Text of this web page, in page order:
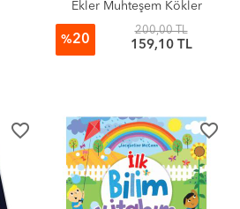
Ekler Muhteşem Kökler
%20
200,00 TL
159,10 TL
favorite_border favorite_border